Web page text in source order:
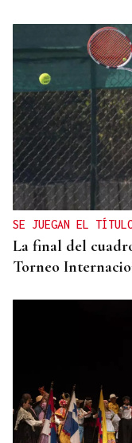
SE JUEGAN EL
La final del
Torneo